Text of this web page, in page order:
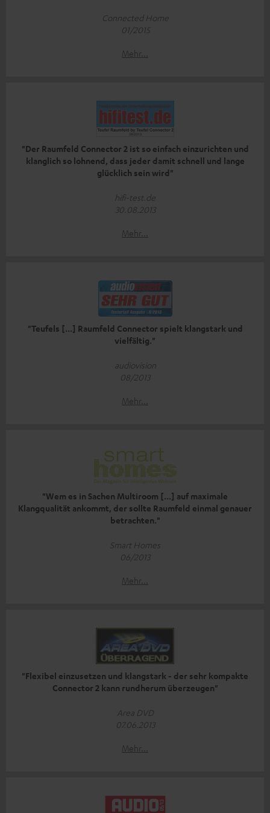
Connected Home
01/2015
Mehr...
"Der Raumfeld Connector 2 ist so einfach einzurichten und
klanglich so lohnend, dass jeder damit schnell und lange
glücklich sein wird"
hifi-test.de
30.08.2013
Mehr...
"Teufels [...] Raumfeld Connector spielt klangstark und
vielfältig."
audiovision
08/2013
Mehr...
"Wem es in Sachen Multiroom [...] auf maximale
Klangqualität ankommt‚ der sollte Raumfeld einmal genauer
betrachten."
Smart Homes
06/2013
Mehr...
"Flexibel einzusetzen und klangstark - der sehr kompakte
Connector 2 kann rundherum überzeugen"
Area DVD
07.06.2013
Mehr...